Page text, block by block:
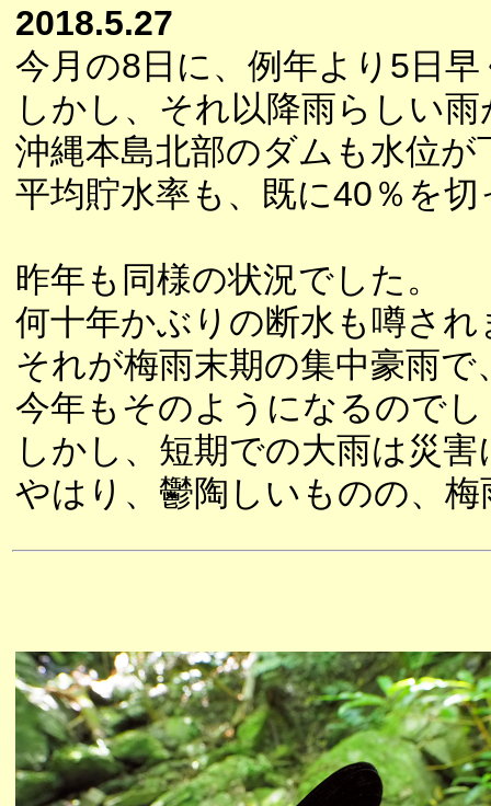
2018.5.27
今月の8日に、例年より5日
しかし、それ以降雨らしい
沖縄本島北部のダムも水位
平均貯水率も、既に40％を
昨年も同様の状況でした。
何十年かぶりの断水も噂され
それが梅雨末期の集中豪雨
今年もそのようになるので
しかし、短期での大雨は災
やはり、鬱陶しいものの、